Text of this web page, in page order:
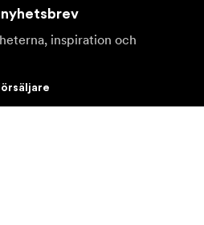
inspiration och